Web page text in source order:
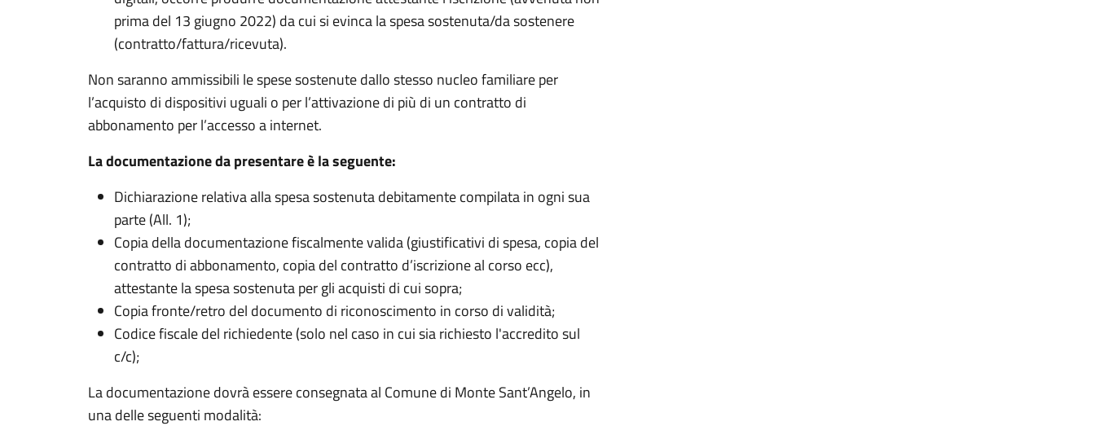
prima del 13 giugno 2022) da cui si evinca la spesa sostenuta/da sostenere
(contratto/fattura/ricevuta).
Non saranno ammissibili le spese sostenute dallo stesso nucleo familiare per
l’acquisto di dispositivi uguali o per l’attivazione di più di un contratto di
abbonamento per l’accesso a internet.
La documentazione da presentare è la seguente:
Dichiarazione relativa alla spesa sostenuta debitamente compilata in ogni sua
parte (All. 1);
Copia della documentazione fiscalmente valida (giustificativi di spesa, copia del
contratto di abbonamento, copia del contratto d’iscrizione al corso ecc),
attestante la spesa sostenuta per gli acquisti di cui sopra;
Copia fronte/retro del documento di riconoscimento in corso di validità;
Codice fiscale del richiedente (solo nel caso in cui sia richiesto l'accredito sul
c/c);
La documentazione dovrà essere consegnata al Comune di Monte Sant’Angelo, in
una delle seguenti modalità: